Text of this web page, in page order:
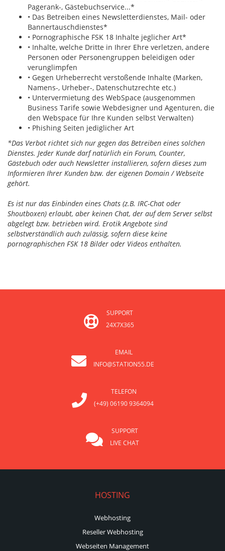
Pagerank-, Gästebuchservice...*
• Das Betreiben eines Newsletterdienstes, Mail- oder
Bannertauschdienstes*
• Pornographische FSK 18 Inhalte jeglicher Art*
• Inhalte, welche Dritte in Ihrer Ehre verletzen, andere
Personen oder Personengruppen beleidigen oder
verunglimpfen
• Gegen Urheberrecht verstoßende Inhalte (Marken,
Namens-, Urheber-, Datenschutzrechte etc.)
• Untervermietung des WebSpace (ausgenommen
Business Tarife sowie Webdesigner und Agenturen, die
den Webspace für Ihre Kunden selbst Verwalten)
• Phishing Seiten jediglicher Art
*Das Verbot richtet sich nur gegen das Betreiben eines solchen
Dienstes. Jeder Kunde darf natürlich ein Forum, Counter,
Gästebuch oder auch Newsletter installieren, sofern dieses zum
Informieren Ihrer Kunden bzw. der eigenen Domain / Webseite
gehört.
Es ist nur das Einbinden eines Chats (z.B. IRC-Chat oder
Shoutboxen) erlaubt, aber keinen Chat, der auf dem Server selbst
abgelegt bzw. betrieben wird. Erotik Angebote sind
selbstverständlich auch zulässig, sofern diese keine
pornographischen FSK 18 Bilder oder Videos enthalten.
SUPPORT
24X7X365
EMAIL
INFO@STATION55.DE
TELEFON
(+49) 06190 9364094
SUPPORT
LIVE CHAT
HOSTING
Webhosting
Reseller Webhosting
Webseiten Management